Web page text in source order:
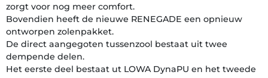
zorgt voor nog meer comfort.
Bovendien heeft de nieuwe RENEGADE een opnieuw
ontworpen zolen­pakket.
De direct aangegoten tussenzool bestaat uit twee
dempende delen.
Het eerste deel bestaat ut LOWA DynaPU en het tweede